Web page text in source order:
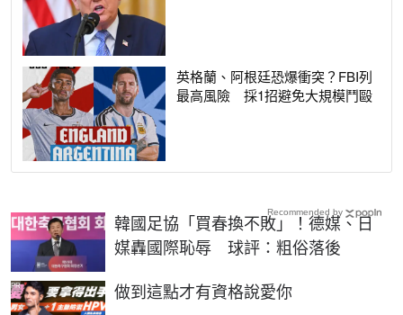
英格蘭、阿根廷恐爆衝突？FBI列
最高風險 採1招避免大規模鬥毆
韓國足協「買春換不敗」！德媒、日
媒轟國際恥辱 球評：粗俗落後
做到這點才有資格說愛你
PR
Recommended by